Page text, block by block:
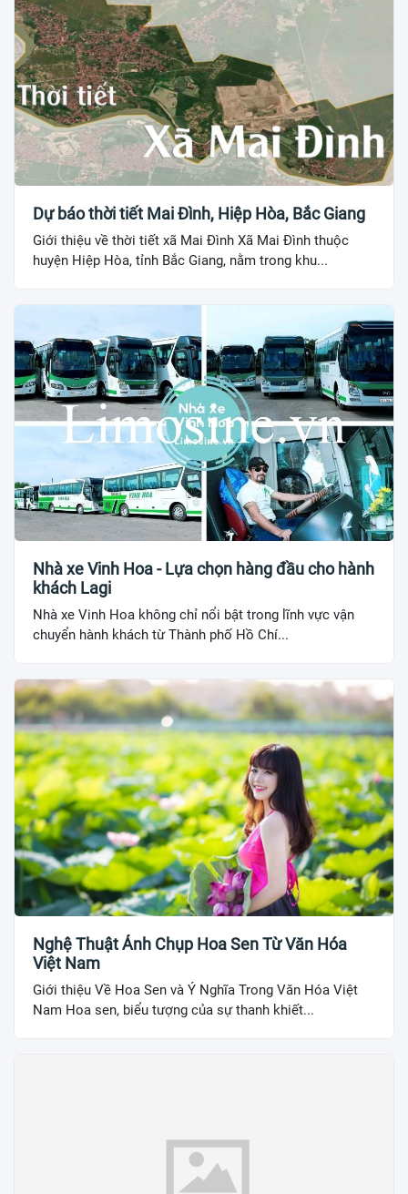
Dự báo thời tiết Mai Đình, Hiệp Hòa, Bắc Giang
Giới thiệu về thời tiết xã Mai Đình Xã Mai Đình thuộc
huyện Hiệp Hòa, tỉnh Bắc Giang, nằm trong khu...
Nhà xe Vinh Hoa - Lựa chọn hàng đầu cho hành
khách Lagi
Nhà xe Vinh Hoa không chỉ nổi bật trong lĩnh vực vận
chuyển hành khách từ Thành phố Hồ Chí...
Nghệ Thuật Ảnh Chụp Hoa Sen Từ Văn Hóa
Việt Nam
Giới thiệu Về Hoa Sen và Ý Nghĩa Trong Văn Hóa Việt
Nam Hoa sen, biểu tượng của sự thanh khiết...